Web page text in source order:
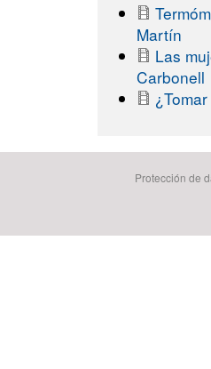
Martín
Las
Carbonell
Protección de